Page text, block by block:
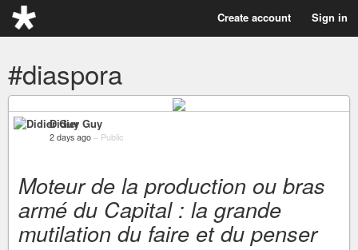
Create account Sign in
#diaspora
Didier Guy
2 days ago – Public
Moteur de la production ou bras
armé du Capital : la grande
mutilation du faire et du penser